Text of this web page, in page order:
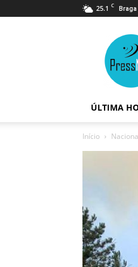
25.1 C Braga
ÚLTIMA
Início